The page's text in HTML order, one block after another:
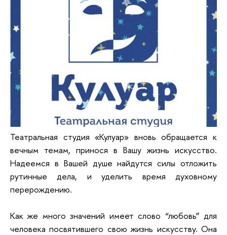
Театральная студия «Кулуар» вновь обращается к
вечным темам, принося в Вашу жизнь искусство.
Надеемся в Вашей душе найдутся силы отложить
рутинные дела, и уделить время духовному
перерождению.
Как же много значений имеет слово “любовь” для
человека посвятившего свою жизнь искусству. Она